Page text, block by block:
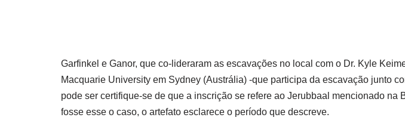
Garfinkel e Ganor, que co-lideraram as escavações no local com o Dr. Kyle
Macquarie University em Sydney (Austrália) -que participa da escavação junto
pode ser certifique-se de que a inscrição se refere ao Jerubbaal mencionado na
fosse esse o caso, o artefato esclarece o período que descreve.